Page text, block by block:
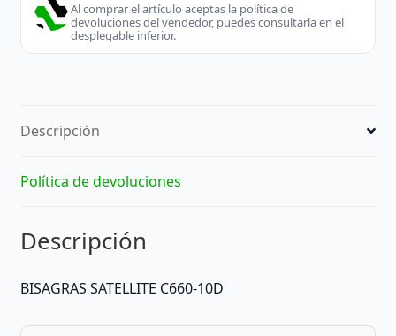
Al comprar el artículo aceptas la política de
devoluciones del vendedor, puedes consultarla en el
desplegable inferior.
Descripción
Política de devoluciones
Descripción
BISAGRAS SATELLITE C660-10D